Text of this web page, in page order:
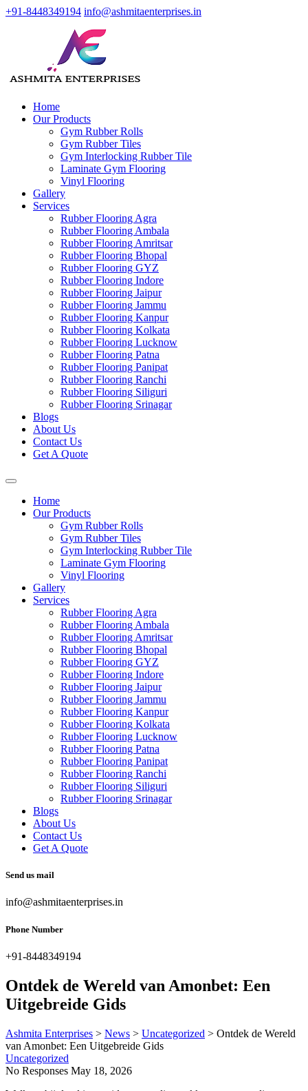
+91-8448349194 info@ashmitaenterprises.in
Home
Our Products
Gym Rubber Rolls
Gym Rubber Tiles
Gym Interlocking Rubber Tile
Laminate Gym Flooring
Vinyl Flooring
Gallery
Services
Rubber Flooring Agra
Rubber Flooring Ambala
Rubber Flooring Amritsar
Rubber Flooring Bhopal
Rubber Flooring GYZ
Rubber Flooring Indore
Rubber Flooring Jaipur
Rubber Flooring Jammu
Rubber Flooring Kanpur
Rubber Flooring Kolkata
Rubber Flooring Lucknow
Rubber Flooring Patna
Rubber Flooring Panipat
Rubber Flooring Ranchi
Rubber Flooring Siliguri
Rubber Flooring Srinagar
Blogs
About Us
Contact Us
Get A Quote
Home
Our Products
Gym Rubber Rolls
Gym Rubber Tiles
Gym Interlocking Rubber Tile
Laminate Gym Flooring
Vinyl Flooring
Gallery
Services
Rubber Flooring Agra
Rubber Flooring Ambala
Rubber Flooring Amritsar
Rubber Flooring Bhopal
Rubber Flooring GYZ
Rubber Flooring Indore
Rubber Flooring Jaipur
Rubber Flooring Jammu
Rubber Flooring Kanpur
Rubber Flooring Kolkata
Rubber Flooring Lucknow
Rubber Flooring Patna
Rubber Flooring Panipat
Rubber Flooring Ranchi
Rubber Flooring Siliguri
Rubber Flooring Srinagar
Blogs
About Us
Contact Us
Get A Quote
Send us mail
info@ashmitaenterprises.in
Phone Number
+91-8448349194
Ontdek de Wereld van Amonbet: Een
Uitgebreide Gids
Ashmita Enterprises > News > Uncategorized > Ontdek de Wereld
van Amonbet: Een Uitgebreide Gids
Uncategorized
No Responses May 18, 2026